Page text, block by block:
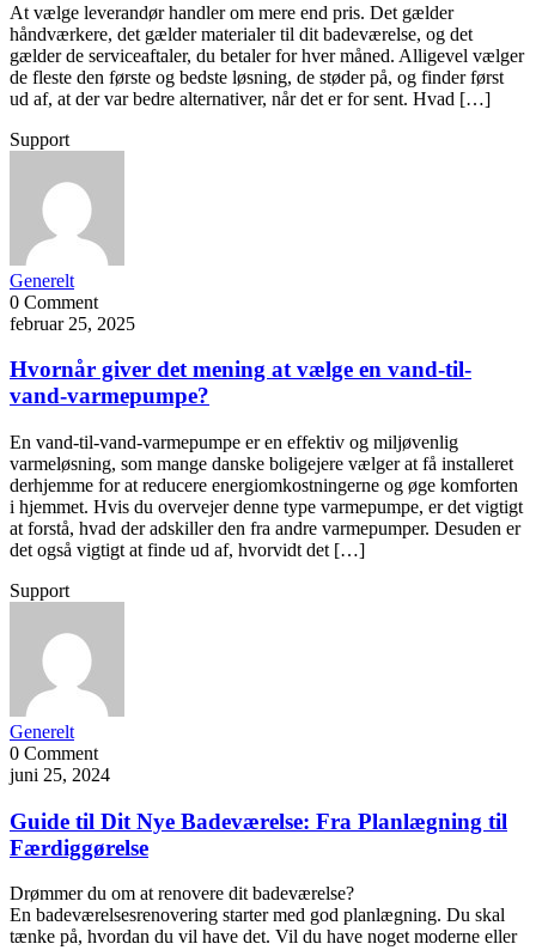
At vælge leverandør handler om mere end pris. Det gælder
håndværkere, det gælder materialer til dit badeværelse, og det
gælder de serviceaftaler, du betaler for hver måned. Alligevel vælger
de fleste den første og bedste løsning, de støder på, og finder først
ud af, at der var bedre alternativer, når det er for sent. Hvad […]
Support
Generelt
0 Comment
februar 25, 2025
Hvornår giver det mening at vælge en vand-til-
vand-varmepumpe?
En vand-til-vand-varmepumpe er en effektiv og miljøvenlig
varmeløsning, som mange danske boligejere vælger at få installeret
derhjemme for at reducere energiomkostningerne og øge komforten
i hjemmet. Hvis du overvejer denne type varmepumpe, er det vigtigt
at forstå, hvad der adskiller den fra andre varmepumper. Desuden er
det også vigtigt at finde ud af, hvorvidt det […]
Support
Generelt
0 Comment
juni 25, 2024
Guide til Dit Nye Badeværelse: Fra Planlægning til
Færdiggørelse
Drømmer du om at renovere dit badeværelse?
En badeværelsesrenovering starter med god planlægning. Du skal
tænke på, hvordan du vil have det. Vil du have noget moderne eller